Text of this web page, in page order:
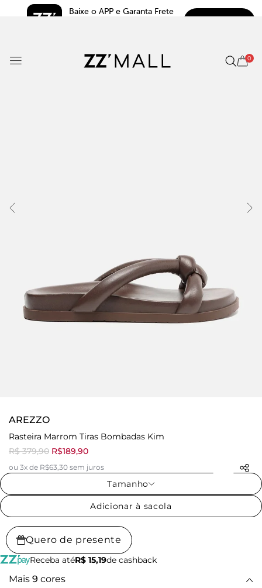
Baixe o APP e Garanta Frete
0
AREZZO
Rasteira Marrom Tiras Bombadas Kim
R$ 379,90 R$189,90
ou 3x de R$63,30 sem juros
Tamanho
Adicionar à sacola
Quero de presente
Receba atéR$ 15,19de cashback
Mais 9 cores